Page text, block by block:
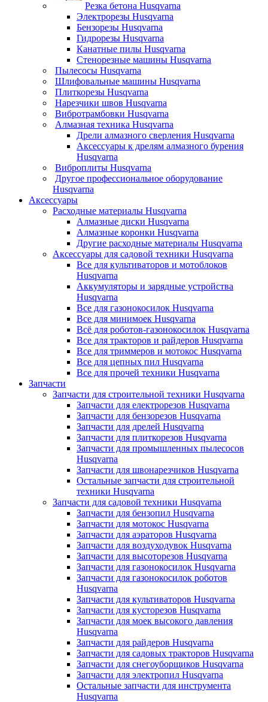
Резка бетона Husqvarna
Электрорезы Husqvarna
Бензорезы Husqvarna
Гидрорезы Husqvarna
Канатные пилы Husqvarna
Стенорезные машины Husqvarna
Пылесосы Husqvarna
Шлифовальные машины Husqvarna
Плиткорезы Husqvarna
Нарезчики швов Husqvarna
Вибротрамбовки Husqvarna
Алмазная техника Husqvarna
Дрели алмазного сверления Husqvarna
Аксессуары к дрелям алмазного бурения
Husqvarna
Виброплиты Husqvarna
Другое профессиональное оборудование
Husqvarna
Аксессуары
Расходные материалы Husqvarna
Алмазные диски Husqvarna
Алмазные коронки Husqvarna
Другие расходные материалы Husqvarna
Аксессуары для садовой техники Husqvarna
Все для культиваторов и мотоблоков
Husqvarna
Аккумуляторы и зарядные устройства
Husqvarna
Все для газонокосилок Husqvarna
Все для минимоек Husqvarna
Всё для роботов-газонокосилок Husqvarna
Все для тракторов и райдеров Husqvarna
Все для триммеров и мотокос Husqvarna
Все для цепных пил Husqvarna
Все для прочей техники Husqvarna
Запчасти
Запчасти для строительной техники Husqvarna
Запчасти для електрорезов Husqvarna
Запчасти для бензорезов Husqvarna
Запчасти для дрелей Husqvarna
Запчасти для плиткорезов Husqvarna
Запчасти для промышленных пылесосов
Husqvarna
Запчасти для швонарезчиков Husqvarna
Остальные запчасти для строительной
техники Husqvarna
Запчасти для садовой техники Husqvarna
Запчасти для бензопил Husqvarna
Запчасти для мотокос Husqvarna
Запчасти для аэраторов Husqvarna
Запчасти для воздуходувок Husqvarna
Запчасти для высоторезов Husqvarna
Запчасти для газонокосилок Husqvarna
Запчасти для газонокосилок роботов
Husqvarna
Запчасти для культиваторов Husqvarna
Запчасти для кусторезов Husqvarna
Запчасти для моек высокого давления
Husqvarna
Запчасти для райдеров Husqvarna
Запчасти для садовых тракторов Husqvarna
Запчасти для снегоуборщиков Husqvarna
Запчасти для электропил Husqvarna
Остальные запчасти для инструмента
Husqvarna